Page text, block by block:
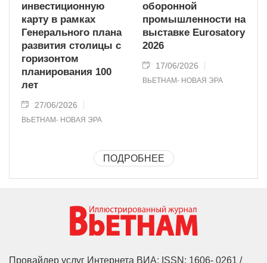
инвестиционную
карту в рамках
Генерального плана
развития столицы с
горизонтом
планирования 100
лет
27/06/2026
ВЬЕТНАМ- НОВАЯ ЭРА
оборонной
промышленности на
выставке Eurosatory
2026
17/06/2026
ВЬЕТНАМ- НОВАЯ ЭРА
ПОДРОБНЕЕ
Провайдер услуг Интернета ВИА: ISSN: 1606- 0261 /